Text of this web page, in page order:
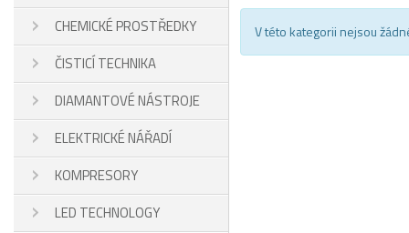
CHEMICKÉ PROSTŘEDKY
ČISTICÍ TECHNIKA
DIAMANTOVÉ NÁSTROJE
ELEKTRICKÉ NÁŘADÍ
KOMPRESORY
LED TECHNOLOGY
V této kategorii nejsou